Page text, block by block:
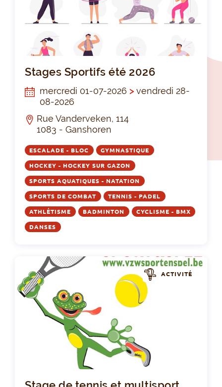
Stages Sportifs été 2026
mercredi 01-07-2026 >vendredi 28-
08-2026
Rue Vanderveken, 114
1083 - Ganshoren
ESCALADE - BLOC GYMNASTIQUE
HOCKEY - HOCKEY SUR GAZON
SPORTS AQUATIQUES - NATATION
SPORTS DE COMBAT TENNIS - PADEL
ATHLÉTISME BADMINTON CYCLISME - BMX
DANSES
ACTIVITÉ